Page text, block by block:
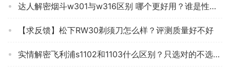
达人解密烟斗w301与w316区别 哪个更好用？谁是性价比之王
【求反馈】松下RW30剃须刀怎么样？评测质量好不好
实情解密飞利浦s1102和1103什么区别？只选对的不选贵的